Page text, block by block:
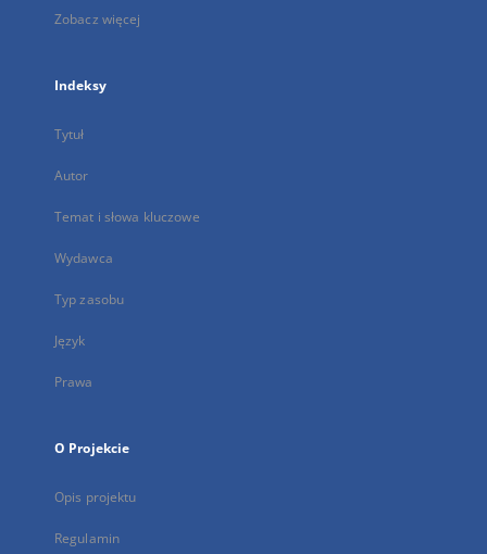
Zobacz więcej
Indeksy
Tytuł
Autor
Temat i słowa kluczowe
Wydawca
Typ zasobu
Język
Prawa
O Projekcie
Opis projektu
Regulamin